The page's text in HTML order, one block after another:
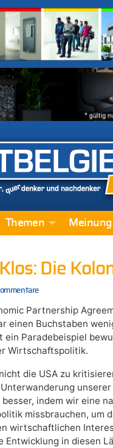
Themen Meinung
Die
Partnership
einen Buchstaben
ein Paradebeispiel
Wirtschaftspolitik.
die USA zu
indem wir eine
missbrauchen, um
wirtschaftlichen
Entwicklung in diesen